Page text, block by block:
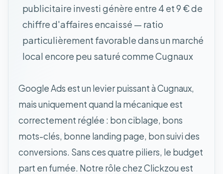
publicitaire investi génère entre 4 et 9 € de
chiffre d'affaires encaissé — ratio
particulièrement favorable dans un marché
local encore peu saturé comme Cugnaux
Google Ads est un levier puissant à Cugnaux,
mais uniquement quand la mécanique est
correctement réglée : bon ciblage, bons
mots-clés, bonne landing page, bon suivi des
conversions. Sans ces quatre piliers, le budget
part en fumée. Notre rôle chez Clickzou est